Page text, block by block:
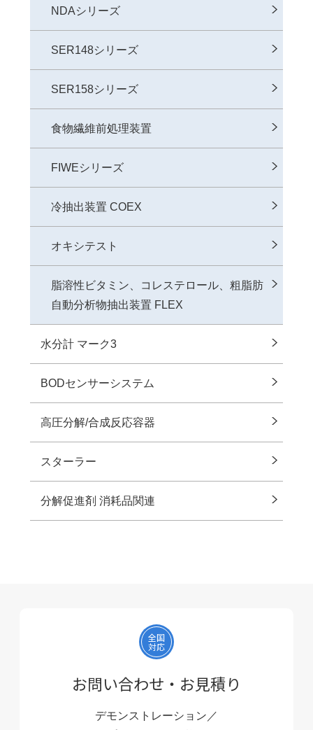
NDAシリーズ
SER148シリーズ
SER158シリーズ
食物繊維前処理装置
FIWEシリーズ
冷抽出装置 COEX
オキシテスト
脂溶性ビタミン、コレステロール、粗脂肪
自動分析物抽出装置 FLEX
水分計 マーク3
BODセンサーシステム
⾼圧分解/合成反応容器
スターラー
分解促進剤 消耗品関連
全国
対応
お問い合わせ・お見積り
デモンストレーション／